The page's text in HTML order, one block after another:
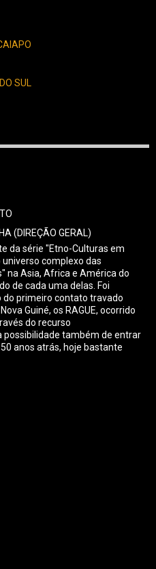
SUL
(DIREÇÃO GERAL)
da série "Etno-Culturas em
universo complexo das
na Asia, Africa e América do
de cada uma delas. Foi
primeiro contato travado
Guiné, os RAGUE, ocorrido
do recurso
também de entrar
anos atrás, hoje bastante